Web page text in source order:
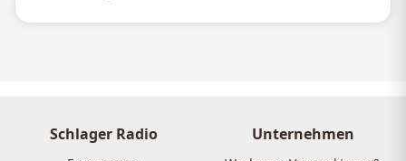
Schlager Radio Unternehmen